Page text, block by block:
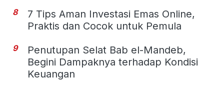
8
7 Tips Aman Investasi Emas Online,
Praktis dan Cocok untuk Pemula
9
Penutupan Selat Bab el-Mandeb,
Begini Dampaknya terhadap Kondisi
Keuangan